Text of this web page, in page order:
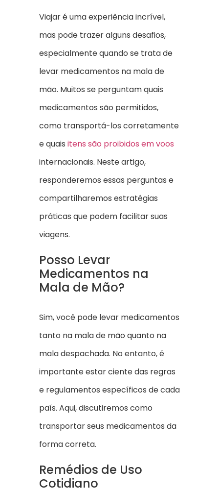
Viajar é uma experiência incrível,
mas pode trazer alguns desafios,
especialmente quando se trata de
levar medicamentos na mala de
mão. Muitos se perguntam quais
medicamentos são permitidos,
como transportá-los corretamente
e quais itens são proibidos em voos
internacionais. Neste artigo,
responderemos essas perguntas e
compartilharemos estratégias
práticas que podem facilitar suas
viagens.
Posso Levar
Medicamentos na
Mala de Mão?
Sim, você pode levar medicamentos
tanto na mala de mão quanto na
mala despachada. No entanto, é
importante estar ciente das regras
e regulamentos específicos de cada
país. Aqui, discutiremos como
transportar seus medicamentos da
forma correta.
Remédios de Uso
Cotidiano